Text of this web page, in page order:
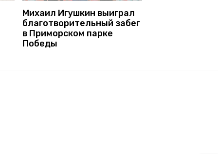
Михаил Игушкин выиграл
благотворительный забег
в Приморском парке
Победы